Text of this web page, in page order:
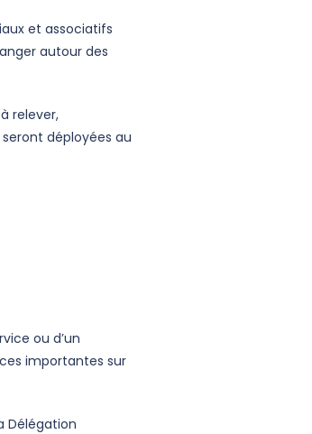
et associatifs
autour des
relever,
déployées au
ou d’un
importantes sur
Délégation